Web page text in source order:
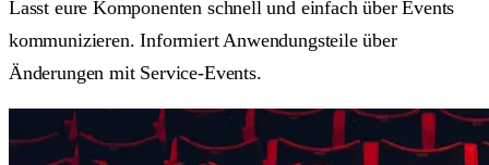
Lasst eure Komponenten schnell und einfach über Events
kommunizieren. Informiert Anwendungsteile über
Änderungen mit Service-Events.